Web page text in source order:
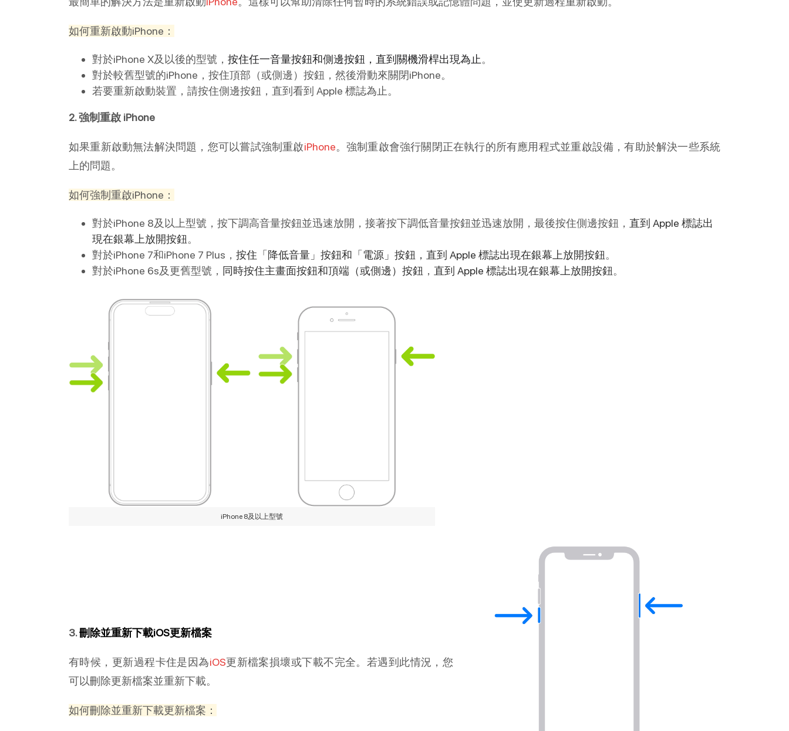
如何重新啟動iPhone：
對於iPhone X及以後的型號， 按住任一音量按鈕和側邊按鈕，直到關機滑桿出現為止。
對於較舊型號的iPhone，按住頂部（或側邊）按鈕，然後滑動來關閉iPhone。
若要重新啟動裝置，請按住側邊按鈕，直到看到 Apple 標誌為止。
2. 強制重啟 iPhone
如果重新啟動無法解決問題，您可以嘗試強制重啟iPhone。強制重啟會強行關閉正在執行的所有應用程式並重啟設備，有助於解決一些系統
上的問題。
如何強制重啟iPhone：
對於iPhone 8及以上型號，按下調高音量按鈕並迅速放開，接著按下調低音量按鈕並迅速放開，最後按住側邊按鈕， 直到 Apple 標誌出
現在銀幕上放開按鈕。
對於iPhone 7和iPhone 7 Plus， 按住「降低音量」按鈕和「電源」按鈕，直到 Apple 標誌出現在銀幕上放開按鈕。
對於iPhone 6s及更舊型號， 同時按住主畫面按鈕和頂端（或側邊）按鈕 ， 直到 Apple 標誌出現在銀幕上放開按鈕。
iPhone 8及以上型號
3.刪除並重新下載iOS更新檔案
有時候，更新過程卡住是因為iOS更新檔案損壞或下載不完全。若遇到此情況，您
可以刪除更新檔案並重新下載。
如何刪除並重新下載更新檔案：